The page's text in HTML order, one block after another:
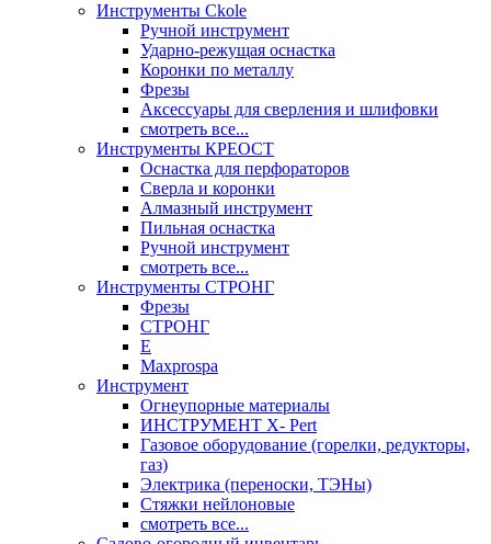
Инструменты Ckole
Ручной инструмент
Ударно‑режущая оснастка
Коронки по металлу
Фрезы
Аксессуары для сверления и шлифовки
смотреть все...
Инструменты КРЕОСТ
Оснастка для перфораторов
Сверла и коронки
Алмазный инструмент
Пильная оснастка
Ручной инструмент
смотреть все...
Инструменты СТРОНГ
Фрезы
СТРОНГ
Е
Maxprospa
Инструмент
Огнеупорные материалы
ИНСТРУМЕНТ X- Pert
Газовое оборудование (горелки, редукторы,
газ)
Электрика (переноски, ТЭНы)
Стяжки нейлоновые
смотреть все...